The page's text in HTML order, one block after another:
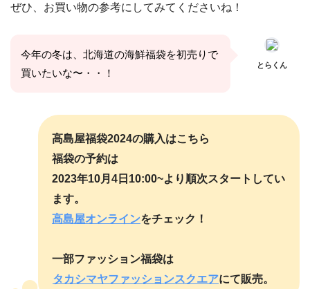
ぜひ、お買い物の参考にしてみてくださいね！
今年の冬は、北海道の海鮮福袋を初売りで
買いたいな〜・・！
とらくん
高島屋福袋2024の購入はこちら
福袋の予約は
2023年10月4日10:00~より順次スタートしてい
ます。
高島屋オンラインをチェック！
一部ファッション福袋は
タカシマヤファッションスクエアにて販売。